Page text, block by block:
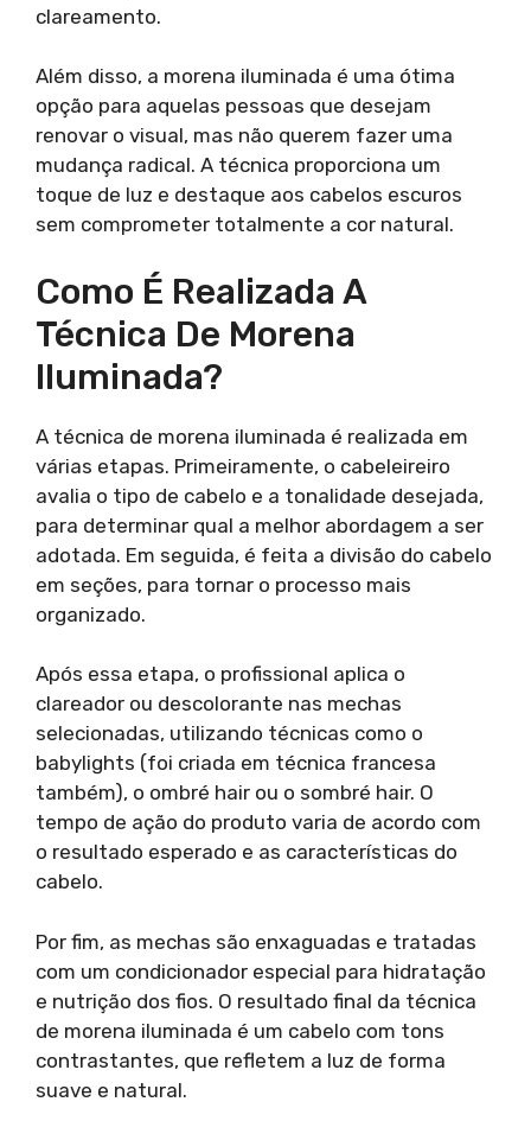
clareamento.
Além disso, a morena iluminada é uma ótima
opção para aquelas pessoas que desejam
renovar o visual, mas não querem fazer uma
mudança radical. A técnica proporciona um
toque de luz e destaque aos cabelos escuros
sem comprometer totalmente a cor natural.
Como É Realizada A
Técnica De Morena
Iluminada?
A técnica de morena iluminada é realizada em
várias etapas. Primeiramente, o cabeleireiro
avalia o tipo de cabelo e a tonalidade desejada,
para determinar qual a melhor abordagem a ser
adotada. Em seguida, é feita a divisão do cabelo
em seções, para tornar o processo mais
organizado.
Após essa etapa, o profissional aplica o
clareador ou descolorante nas mechas
selecionadas, utilizando técnicas como o
babylights (foi criada em técnica francesa
também), o ombré hair ou o sombré hair. O
tempo de ação do produto varia de acordo com
o resultado esperado e as características do
cabelo.
Por fim, as mechas são enxaguadas e tratadas
com um condicionador especial para hidratação
e nutrição dos fios. O resultado final da técnica
de morena iluminada é um cabelo com tons
contrastantes, que refletem a luz de forma
suave e natural.